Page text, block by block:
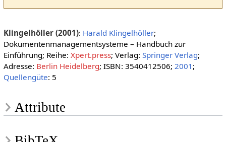
Klingelhöller (2001): Harald Klingelhöller;
Dokumentenmanagementsysteme – Handbuch zur
Einführung; Reihe: Xpert.press; Verlag: Springer Verlag;
Adresse: Berlin Heidelberg; ISBN: 3540412506; 2001 ;
Quellengüte: 5
Attribute